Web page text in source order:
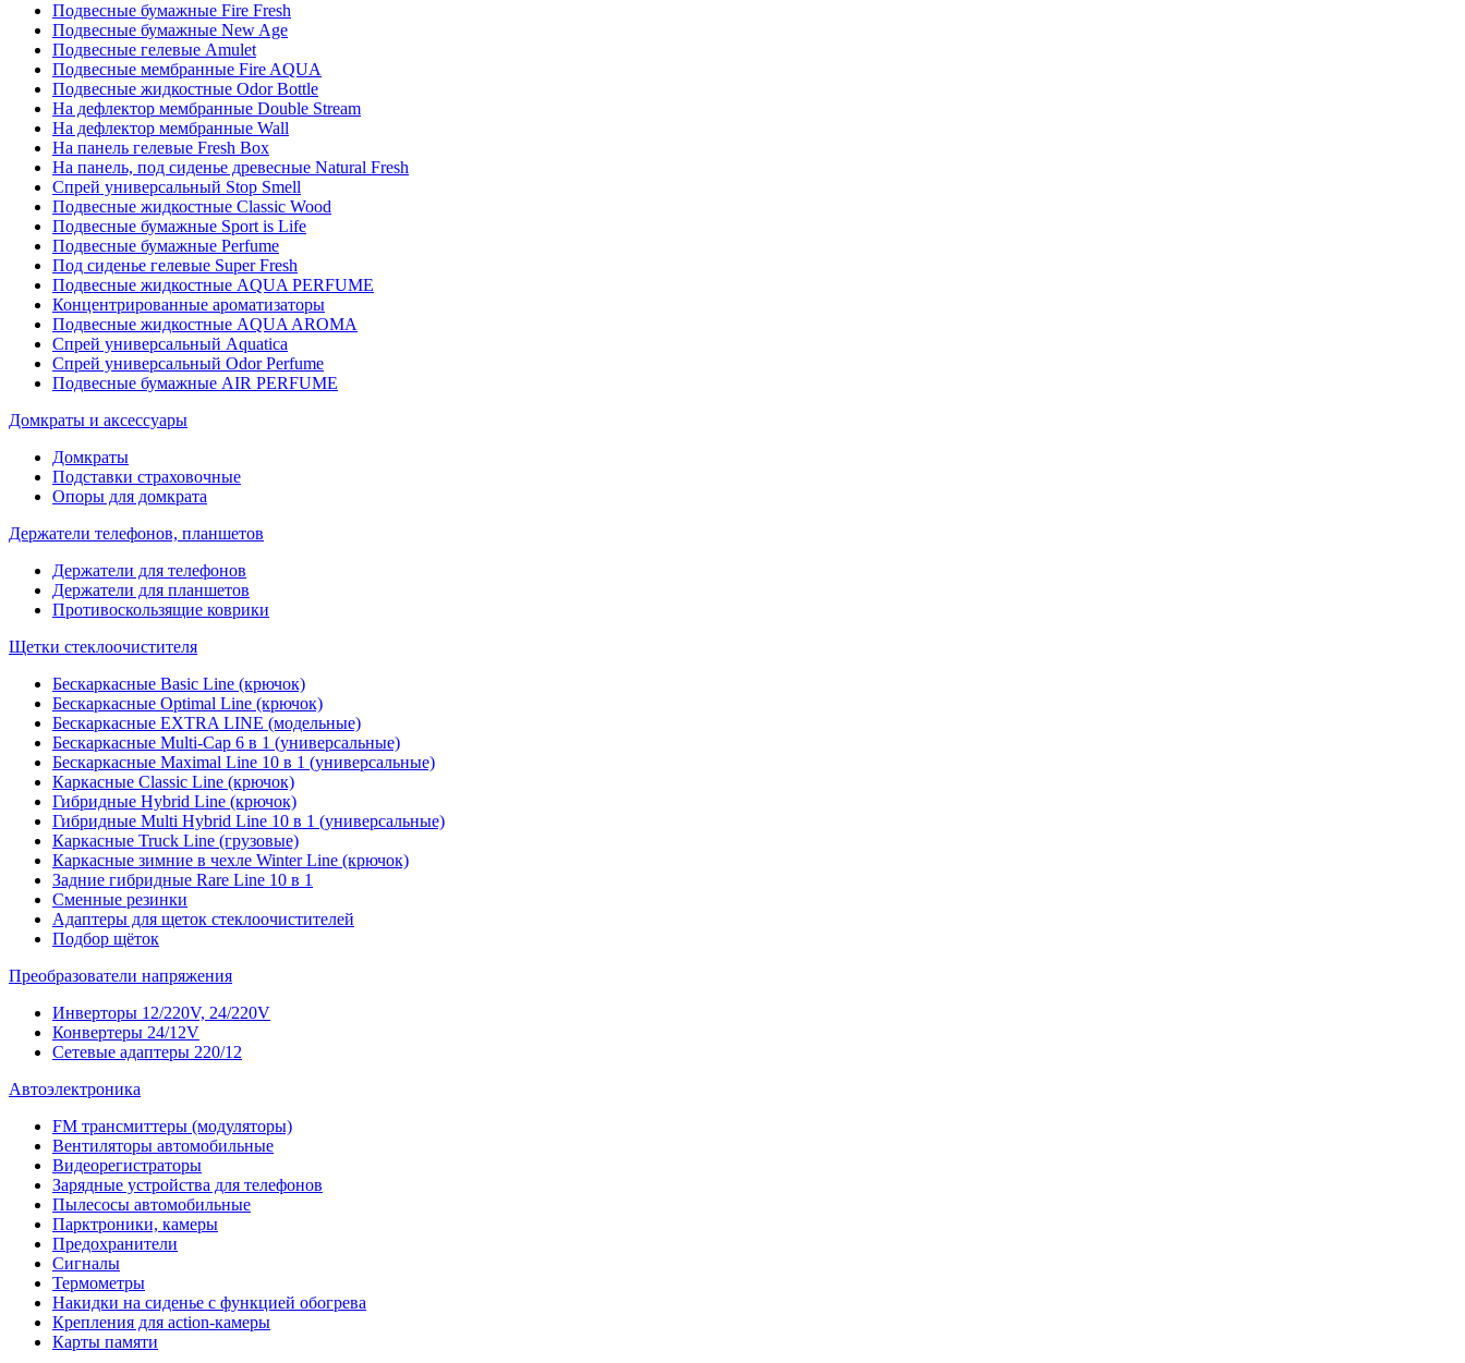
Подвесные бумажные Fire Fresh
Подвесные бумажные New Age
Подвесные гелевые Amulet
Подвесные мембранные Fire AQUA
Подвесные жидкостные Odor Bottle
На дефлектор мембранные Double Stream
На дефлектор мембранные Wall
На панель гелевые Fresh Box
На панель, под сиденье древесные Natural Fresh
Спрей универсальный Stop Smell
Подвесные жидкостные Classic Wood
Подвесные бумажные Sport is Life
Подвесные бумажные Perfume
Под сиденье гелевые Super Fresh
Подвесные жидкостные AQUA PERFUME
Концентрированные ароматизаторы
Подвесные жидкостные AQUA AROMA
Спрей универсальный Aquatica
Спрей универсальный Odor Perfume
Подвесные бумажные AIR PERFUME
Домкраты и аксессуары
Домкраты
Подставки страховочные
Опоры для домкрата
Держатели телефонов, планшетов
Держатели для телефонов
Держатели для планшетов
Противоскользящие коврики
Щетки стеклоочистителя
Бескаркасные Basic Line (крючок)
Бескаркасные Optimal Line (крючок)
Бескаркасные EXTRA LINE (модельные)
Бескаркасные Multi-Cap 6 в 1 (универсальные)
Бескаркасные Maximal Line 10 в 1 (универсальные)
Каркасные Classic Line (крючок)
Гибридные Hybrid Line (крючок)
Гибридные Multi Hybrid Line 10 в 1 (универсальные)
Каркасные Truck Line (грузовые)
Каркасные зимние в чехле Winter Line (крючок)
Задние гибридные Rare Line 10 в 1
Сменные резинки
Адаптеры для щеток стеклоочистителей
Подбор щёток
Преобразователи напряжения
Инверторы 12/220V, 24/220V
Конвертеры 24/12V
Сетевые адаптеры 220/12
Автоэлектроника
FM трансмиттеры (модуляторы)
Вентиляторы автомобильные
Видеорегистраторы
Зарядные устройства для телефонов
Пылесосы автомобильные
Парктроники, камеры
Предохранители
Сигналы
Термометры
Накидки на сиденье с функцией обогрева
Крепления для action-камеры
Карты памяти